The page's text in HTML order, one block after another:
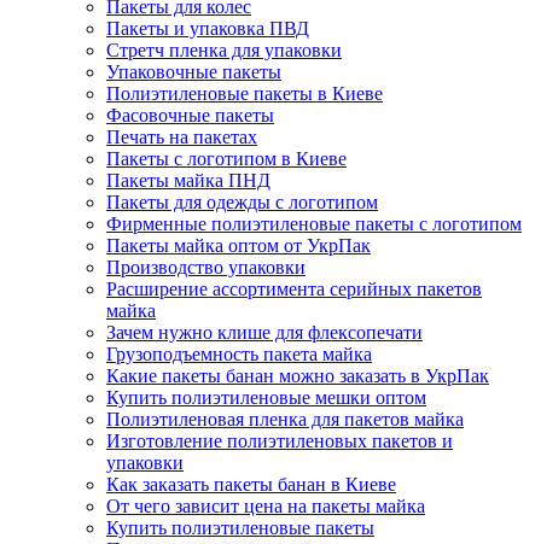
Пакеты для колес
Пакеты и упаковка ПВД
Стретч пленка для упаковки
Упаковочные пакеты
Полиэтиленовые пакеты в Киеве
Фасовочные пакеты
Печать на пакетах
Пакеты с логотипом в Киеве
Пакеты майка ПНД
Пакеты для одежды с логотипом
Фирменные полиэтиленовые пакеты с логотипом
Пакеты майка оптом от УкрПак
Производство упаковки
Расширение ассортимента серийных пакетов
майка
Зачем нужно клише для флексопечати
Грузоподъемность пакета майка
Какие пакеты банан можно заказать в УкрПак
Купить полиэтиленовые мешки оптом
Полиэтиленовая пленка для пакетов майка
Изготовление полиэтиленовых пакетов и
упаковки
Как заказать пакеты банан в Киеве
От чего зависит цена на пакеты майка
Купить полиэтиленовые пакеты